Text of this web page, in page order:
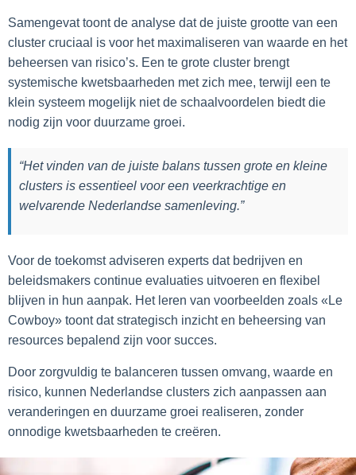
Samengevat toont de analyse dat de juiste grootte van een
cluster cruciaal is voor het maximaliseren van waarde en het
beheersen van risico’s. Een te grote cluster brengt
systemische kwetsbaarheden met zich mee, terwijl een te
klein systeem mogelijk niet de schaalvoordelen biedt die
nodig zijn voor duurzame groei.
“Het vinden van de juiste balans tussen grote en kleine
clusters is essentieel voor een veerkrachtige en
welvarende Nederlandse samenleving.”
Voor de toekomst adviseren experts dat bedrijven en
beleidsmakers continue evaluaties uitvoeren en flexibel
blijven in hun aanpak. Het leren van voorbeelden zoals «Le
Cowboy» toont dat strategisch inzicht en beheersing van
resources bepalend zijn voor succes.
Door zorgvuldig te balanceren tussen omvang, waarde en
risico, kunnen Nederlandse clusters zich aanpassen aan
veranderingen en duurzame groei realiseren, zonder
onnodige kwetsbaarheden te creëren.